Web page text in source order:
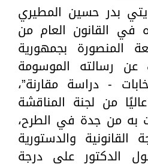
بدر حسين المطيري
في القانون العام من
المنصورة بجمهورية
عن رسالته الموسومة
- دراسة مقارنة”،
من لجنة المناقشة
به من جدة في الطرح،
القانونية والدستورية
الدكتور على درجة